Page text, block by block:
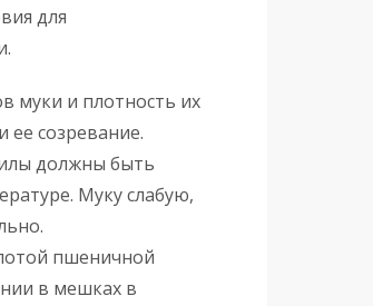
для
муки и плотность их
созревание.
должны быть
Муку слабую,
пшеничной
в мешках в